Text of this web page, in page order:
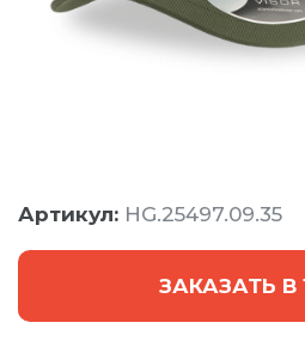
Артикул: HG.25497.09.35
ЗАКАЗАТЬ В